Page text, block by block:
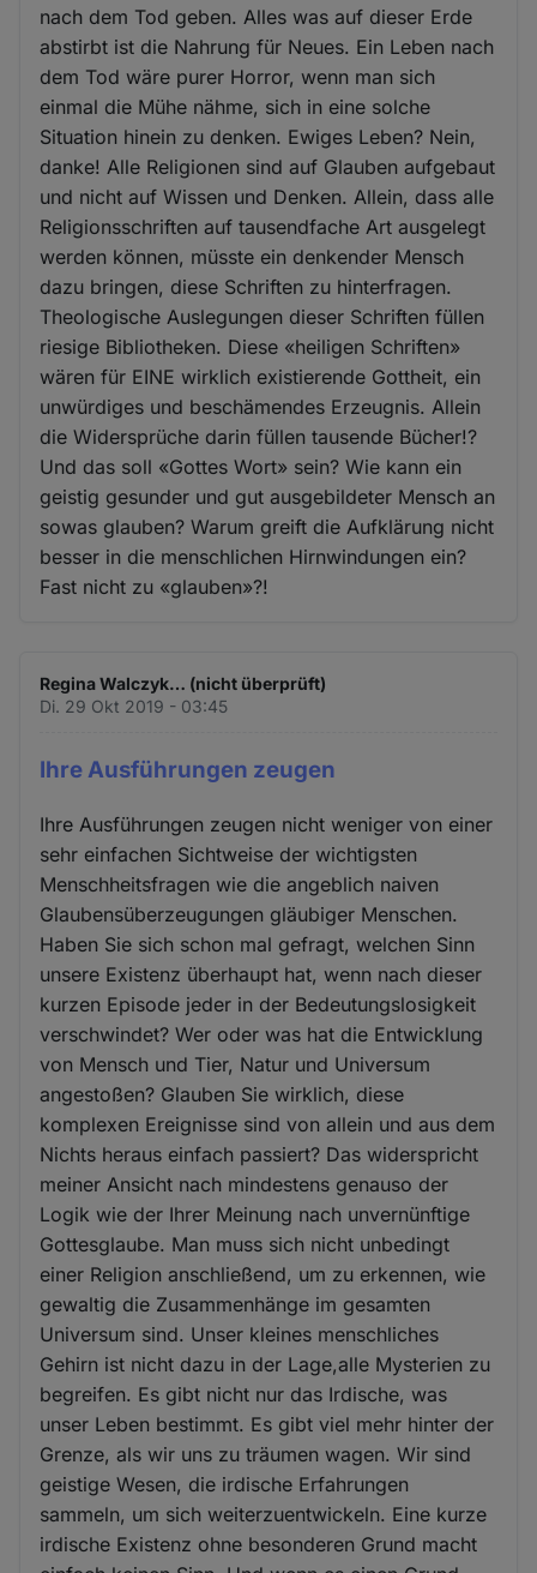
nach dem Tod geben. Alles was auf dieser Erde
abstirbt ist die Nahrung für Neues. Ein Leben nach
dem Tod wäre purer Horror, wenn man sich
einmal die Mühe nähme, sich in eine solche
Situation hinein zu denken. Ewiges Leben? Nein,
danke! Alle Religionen sind auf Glauben aufgebaut
und nicht auf Wissen und Denken. Allein, dass alle
Religionsschriften auf tausendfache Art ausgelegt
werden können, müsste ein denkender Mensch
dazu bringen, diese Schriften zu hinterfragen.
Theologische Auslegungen dieser Schriften füllen
riesige Bibliotheken. Diese «heiligen Schriften»
wären für EINE wirklich existierende Gottheit, ein
unwürdiges und beschämendes Erzeugnis. Allein
die Widersprüche darin füllen tausende Bücher!?
Und das soll «Gottes Wort» sein? Wie kann ein
geistig gesunder und gut ausgebildeter Mensch an
sowas glauben? Warum greift die Aufklärung nicht
besser in die menschlichen Hirnwindungen ein?
Fast nicht zu «glauben»?!
Regina Walczyk… (nicht überprüft)
Di. 29 Okt 2019 - 03:45
Ihre Ausführungen zeugen
Ihre Ausführungen zeugen nicht weniger von einer
sehr einfachen Sichtweise der wichtigsten
Menschheitsfragen wie die angeblich naiven
Glaubensüberzeugungen gläubiger Menschen.
Haben Sie sich schon mal gefragt, welchen Sinn
unsere Existenz überhaupt hat, wenn nach dieser
kurzen Episode jeder in der Bedeutungslosigkeit
verschwindet? Wer oder was hat die Entwicklung
von Mensch und Tier, Natur und Universum
angestoßen? Glauben Sie wirklich, diese
komplexen Ereignisse sind von allein und aus dem
Nichts heraus einfach passiert? Das widerspricht
meiner Ansicht nach mindestens genauso der
Logik wie der Ihrer Meinung nach unvernünftige
Gottesglaube. Man muss sich nicht unbedingt
einer Religion anschließend, um zu erkennen, wie
gewaltig die Zusammenhänge im gesamten
Universum sind. Unser kleines menschliches
Gehirn ist nicht dazu in der Lage,alle Mysterien zu
begreifen. Es gibt nicht nur das Irdische, was
unser Leben bestimmt. Es gibt viel mehr hinter der
Grenze, als wir uns zu träumen wagen. Wir sind
geistige Wesen, die irdische Erfahrungen
sammeln, um sich weiterzuentwickeln. Eine kurze
irdische Existenz ohne besonderen Grund macht